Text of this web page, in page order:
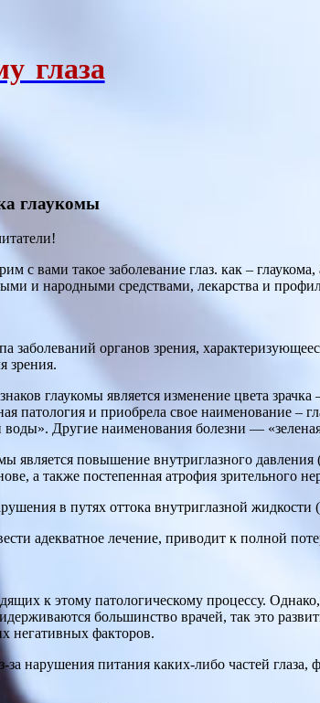
глаза
глаукомы
с вами такое заболевание глаз. как –
и народными средствами, лекарства и
заболеваний органов зрения,
зрения.
глаукомы является изменение цвета
патология и приобрела свое наименование –
Другие наименования болезни — «зеленая
является повышение внутриглазного
а также постепенная атрофия зрительного
в путях оттока внутриглазной
адекватное лечение, приводит к полной
к этому патологическому процессу.
большинство врачей, так это
негативных факторов.
нарушения питания каких-либо частей глаза,